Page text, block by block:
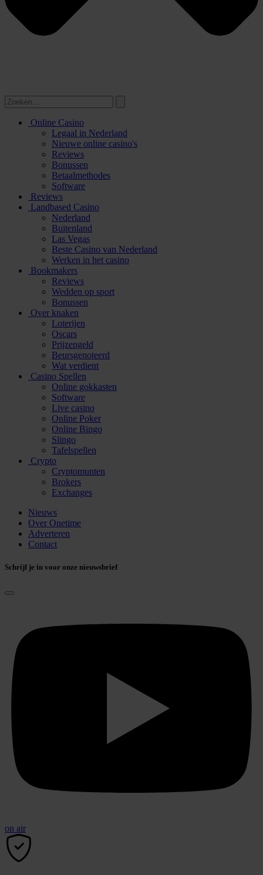
Online Casino
Legaal in Nederland
Nieuwe online casino's
Reviews
Bonussen
Betaalmethodes
Software
Reviews
Landbased Casino
Nederland
Buitenland
Las Vegas
Beste Casino van Nederland
Werken in het casino
Bookmakers
Reviews
Wedden op sport
Bonussen
Over knaken
Loterijen
Oscars
Prijzengeld
Beursgenoteerd
Wat verdient
Casino Spellen
Online gokkasten
Software
Live casino
Online Poker
Online Bingo
Slingo
Tafelspellen
Crypto
Cryptomunten
Brokers
Exchanges
Nieuws
Over Onetime
Adverteren
Contact
Schrijf je in voor onze nieuwsbrief
on air